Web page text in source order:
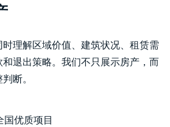
理解区域价值、建筑状况、租赁需
退出策略。我们不只展示房产，而
断。
国优质项目